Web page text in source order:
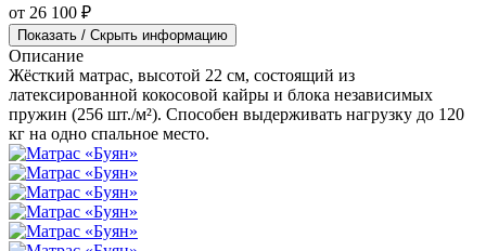
от 26 100 ₽
Показать / Скрыть информацию
Описание
Жёсткий матрас, высотой 22 см, состоящий из
латексированной кокосовой кайры и блока независимых
пружин (256 шт./м²). Способен выдерживать нагрузку до 120
кг на одно спальное место.